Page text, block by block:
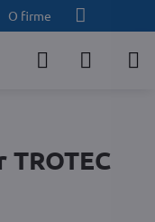
O firme